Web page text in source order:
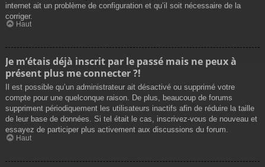
internet ait un problème de configuration et qu’il soit nécessaire de la
corriger.
Haut
Je m’étais déjà inscrit par le passé mais ne peux à
présent plus me connecter ?!
Il est possible qu’un administrateur ait désactivé ou supprimé votre
compte pour une quelconque raison. De plus, beaucoup de forums
suppriment périodiquement les utilisateurs inactifs afin de réduire la taille
de leur base de données. Si tel était le cas, inscrivez-vous de nouveau et
essayez de participer plus activement aux discussions du forum.
Haut